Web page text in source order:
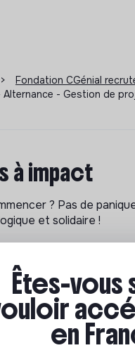
> Fondation CGénial
- Gestion de
impact
? Pas de
et solidaire !
Êtes-vous
en